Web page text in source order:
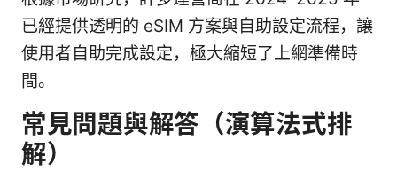
已經提供透明的 eSIM 方案與自助設定流程，讓
使用者自助完成設定，極大縮短了上網準備時
間。
常見問題與解答（演算法式排
解）